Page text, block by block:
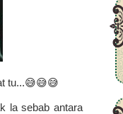
tu...😅😅😅
la sebab antara